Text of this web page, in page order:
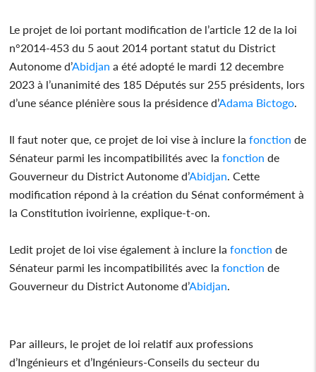
Le projet de loi portant modification de l’article 12 de la loi
n°2014-453 du 5 aout 2014 portant statut du District
Autonome d’Abidjan a été adopté le mardi 12 decembre
2023 à l’unanimité des 185 Députés sur 255 présidents, lors
d’une séance plénière sous la présidence d’Adama Bictogo.
Il faut noter que, ce projet de loi vise à inclure lafonction de
Sénateur parmi les incompatibilités avec lafonction de
Gouverneur du District Autonome d’Abidjan. Cette
modification répond à la création du Sénat conformément à
la Constitution ivoirienne, explique-t-on.
Ledit projet de loi vise également à inclure lafonction de
Sénateur parmi les incompatibilités avec lafonction de
Gouverneur du District Autonome d’Abidjan.
Par ailleurs, le projet de loi relatif aux professions
d’Ingénieurs et d’Ingénieurs-Conseils du secteur du